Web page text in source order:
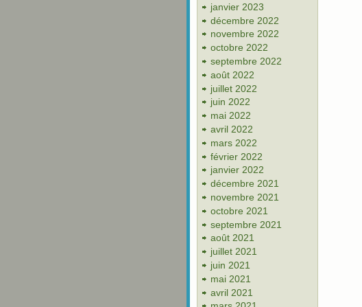
janvier 2023
décembre 2022
novembre 2022
octobre 2022
septembre 2022
août 2022
juillet 2022
juin 2022
mai 2022
avril 2022
mars 2022
février 2022
janvier 2022
décembre 2021
novembre 2021
octobre 2021
septembre 2021
août 2021
juillet 2021
juin 2021
mai 2021
avril 2021